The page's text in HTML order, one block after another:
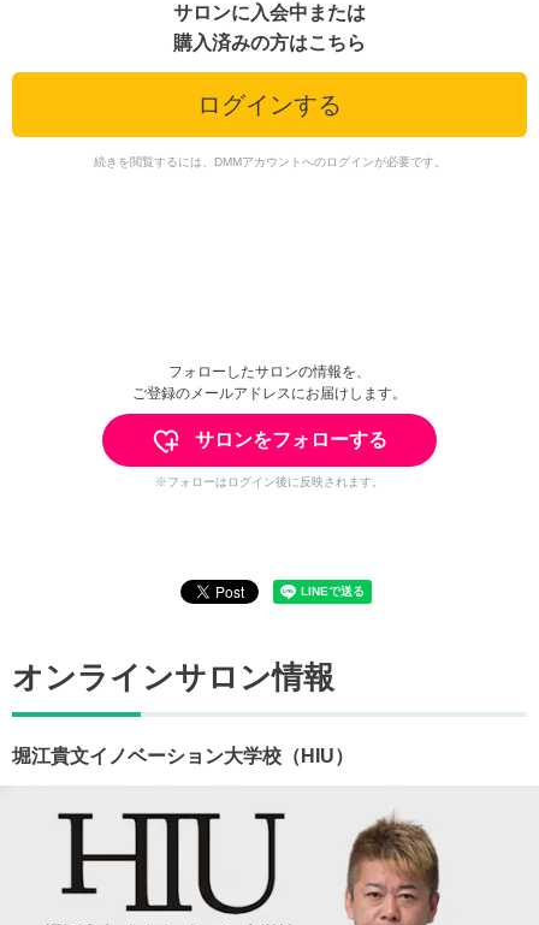
サロンに入会中または
購入済みの方はこちら
ログインする
続きを閲覧するには、DMMアカウントへのログインが必要です。
フォローしたサロンの情報を、
ご登録のメールアドレスにお届けします。
サロンをフォローする
※フォローはログイン後に反映されます。
オンラインサロン情報
堀江貴文イノベーション大学校（HIU）